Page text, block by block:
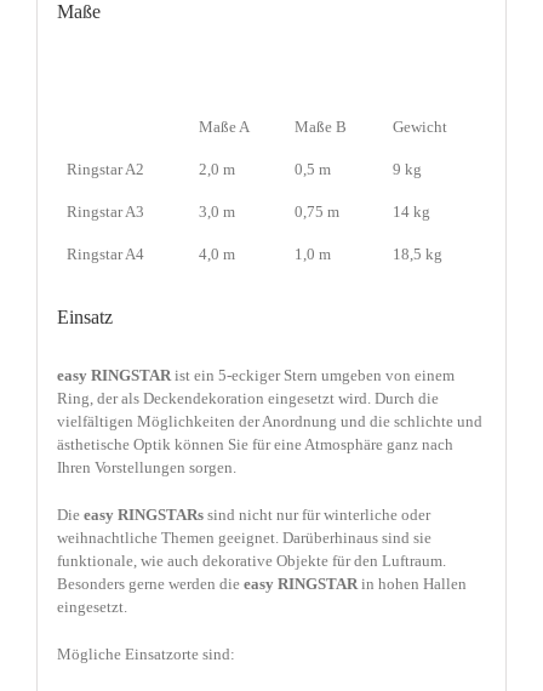
Maße
Maße A Maße B Gewicht
Ringstar A2 2,0 m 0,5 m 9 kg
Ringstar A3 3,0 m 0,75 m 14 kg
Ringstar A4 4,0 m 1,0 m 18,5 kg
Einsatz
easy RINGSTARist ein 5-eckiger Stern umgeben von einem
Ring, der als Deckendekoration eingesetzt wird. Durch die
vielfältigen Möglichkeiten der Anordnung und die schlichte und
ästhetische Optik können Sie für eine Atmosphäre ganz nach
Ihren Vorstellungen sorgen.
Die easy RINGSTARs sind nicht nur für winterliche oder
weihnachtliche Themen geeignet. Darüberhinaus sind sie
funktionale, wie auch dekorative Objekte für den Luftraum.
Besonders gerne werden die easy RINGSTARin hohen Hallen
eingesetzt.
Mögliche Einsatzorte sind: